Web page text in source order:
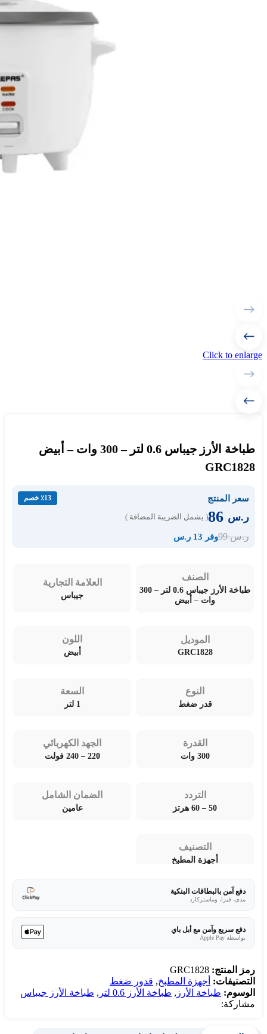
Click to enlarge
طباخة الأرز جيباس 0.6 لتر – 300 وات – أبيض
GRC1828
سعر المنتج ٪13 خصم
ر.س ( يشمل الضريبة المضافة )
ر.س99 وفر 13 ر.س
الصنف
طباخة الأرز جيباس 0.6 لتر – 300
وات – أبيض
العلامة التجارية
جيباس
الموديل
GRC1828
اللون
أبيض
النوع
قدر ضغط
السعة
1 لتر
القدرة
300 وات
الجهد الكهربائي
220 – 240 فولت
التردد
50 – 60 هرتز
الضمان الشامل
عامين
التصنيف
أجهزة المطبخ
دفع آمن بالبطاقات البنكية
مدى، فيزا، وماستركارد
دفع سريع وآمن مع أبل باي
بواسطة Apple Pay
رمز المنتج: GRC1828
التصنيفات: أجهزة المطبخ, قدور ضغط
الوسوم: طباخة الأرز , طباخة الأرز 0.6 لتر , طباخة الأرز جيباس
مشاركة: